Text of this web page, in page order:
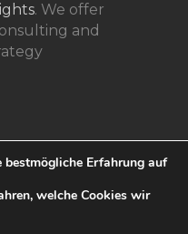
. We offer
and
Erfahrung auf
welche Cookies wir